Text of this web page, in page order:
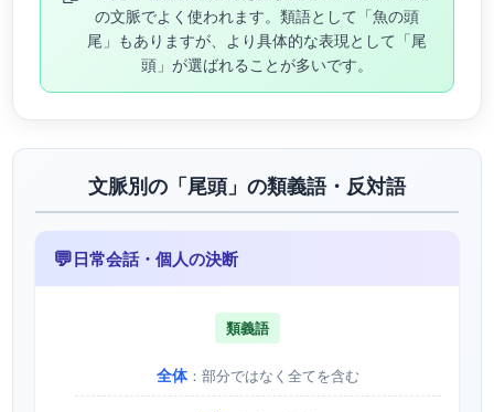
の文脈でよく使われます。類語として「魚の頭
尾」もありますが、より具体的な表現として「尾
頭」が選ばれることが多いです。
文脈別の「尾頭」の類義語・反対語
💬日常会話・個人の決断
類義語
全体：部分ではなく全てを含む